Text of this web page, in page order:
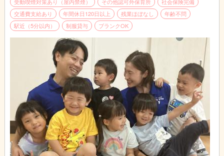
受動喫煙対策あり（屋内禁煙） その他認可外保育所
社会保険完備
交通費支給あり
年間休日120日以上 残業ほぼなし
年齢不問
駅近（5分以内）
制服貸与 ブランクOK